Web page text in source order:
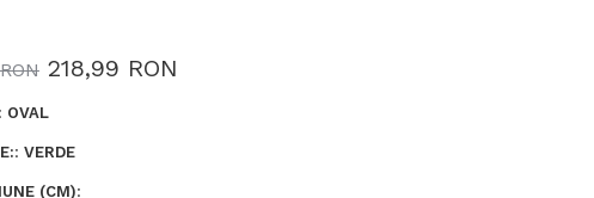
218,99 RON
: OVAL
: VERDE
(CM):